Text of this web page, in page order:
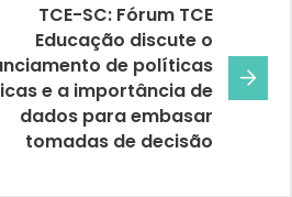
TCE-SC: Fórum TCE
Educação discute o
de políticas
e a importância de
dados para embasar
tomadas de decisão